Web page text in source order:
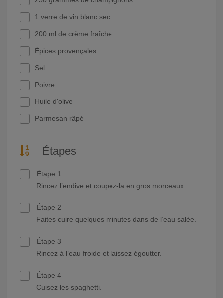
1 verre de vin blanc sec
200 ml de crème fraîche
Épices provençales
Sel
Poivre
Huile d'olive
Parmesan râpé
Étapes
Étape 1
Rincez l’endive et coupez-la en gros morceaux.
Étape 2
Faites cuire quelques minutes dans de l’eau salée.
Étape 3
Rincez à l’eau froide et laissez égoutter.
Étape 4
Cuisez les spaghetti.